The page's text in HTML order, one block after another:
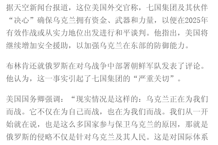
据天空新闻台报道，这位美国外交官称，七国集团及其伙伴
“决心”确保乌克兰拥有资金、武器和力量，以便在2025年
有效作战或从实力地位出发进行和平谈判。他指出，美国将
继续增加安全援助，以加强乌克兰在东部的防御能力。
布林肯还就俄罗斯在对乌战争中部署朝鲜军队发表了评论。
他认为，这一事实引起了七国集团的“严重关切”。
美国国务卿强调：“现实情况是这样的：乌克兰正在为我们
而战。它不仅在为自己而战，也在为我们而战。我们从一开
始就在说，也是这么多国家参与保卫乌克兰的原因，那就是
俄罗斯的侵略不仅是针对乌克兰及其人民。这是对国际体系